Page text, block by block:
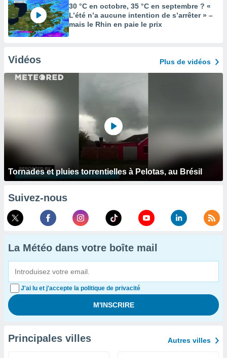
30 °C en octobre, 35 °C en septembre ? «
L’été n’a aucune intention de s’arrêter » –
mais le Rhin en paie le prix
Vidéos Plus de vidéos
Tornades et pluies torrentielles à Pelotas, au Brésil
Suivez-nous
La Météo dans votre boîte mail
J'ai lu et j'accepte la politique de privacité
Principales villes Autres villes